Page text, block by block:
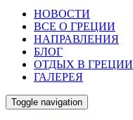
НОВОСТИ
ВСЕ О ГРЕЦИИ
НАПРАВЛЕНИЯ
БЛОГ
ОТДЫХ В ГРЕЦИИ
ГАЛЕРЕЯ
Toggle navigation